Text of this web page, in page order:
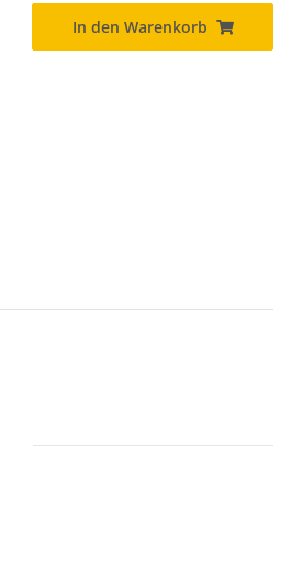
In den Warenkorb